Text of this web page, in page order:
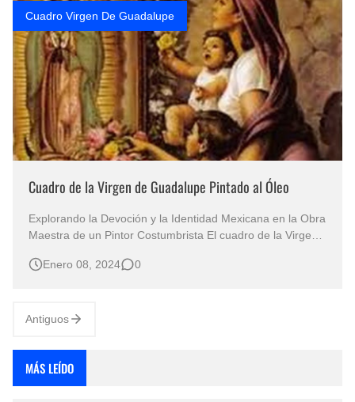
Cuadro Virgen De Guadalupe
Cuadro de la Virgen de Guadalupe Pintado al Óleo
Explorando la Devoción y la Identidad Mexicana en la Obra
Maestra de un Pintor Costumbrista El cuadro de la Virgen
costumbrista mexicano Jesús Helguera, emerge como una
Enero 08, 2024 0
Antiguos
MÁS LEÍDO